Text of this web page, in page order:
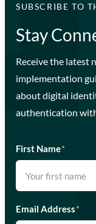
SUBSCRIBE TO
Stay
Receive the latest
implementation
about digital
authentication
First Name*
Email Address*